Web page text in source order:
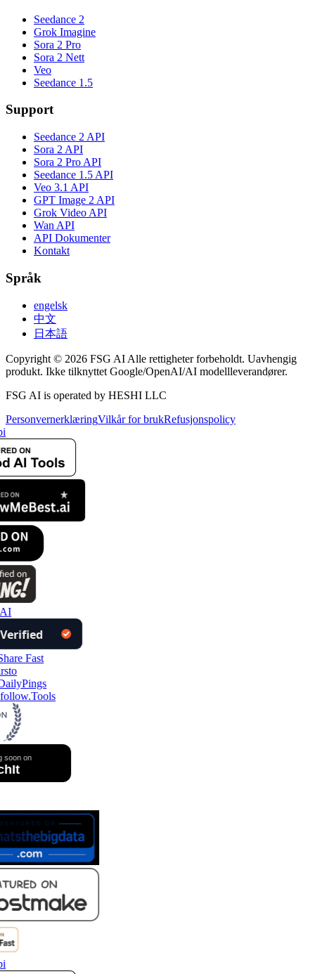
Seedance 2
Grok Imagine
Sora 2 Pro
Sora 2 Nett
Veo
Seedance 1.5
Support
Seedance 2 API
Sora 2 API
Sora 2 Pro API
Seedance 1.5 API
Veo 3.1 API
GPT Image 2 API
Grok Video API
Wan API
API Dokumenter
Kontakt
Språk
engelsk
中文
日本語
Copyright © 2026 FSG AI Alle rettigheter forbeholdt. Uavhengig
produkt. Ikke tilknyttet Google/OpenAI/AI modellleverandører.
FSG AI is operated by HESHI LLC
PersonvernerklæringVilkår for brukRefusjonspolicy